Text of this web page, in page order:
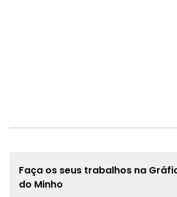
Faça os seus trabalhos na
do Minho